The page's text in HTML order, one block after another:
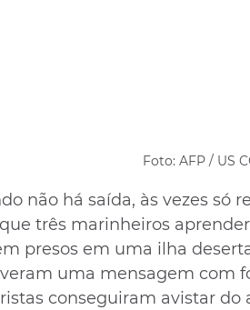
Foto: AFP / US
não há saída, às vezes só
que três marinheiros
presos em uma ilha
uma mensagem com
conseguiram avistar do